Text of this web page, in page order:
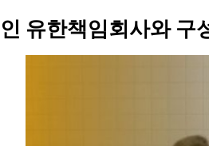
유한책임회사와 구